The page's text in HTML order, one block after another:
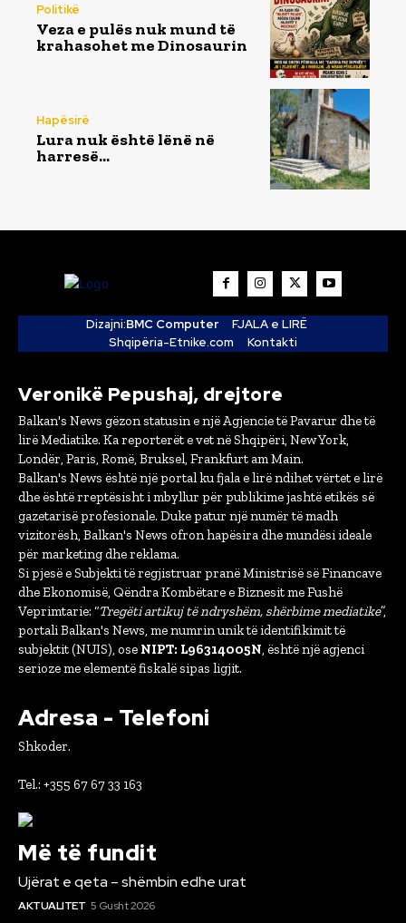
Politikë
Veza e pulës nuk mund të
krahasohet me Dinosaurin
Hapësirë
Lura nuk është lënë në
harresë…
Dizajni:BMC Computer
FJALA e LIRË
Shqipëria-Etnike.com
Kontakti
Veronikë Pepushaj, drejtore
Balkan's News gëzon statusin e një Agjencie të Pavarur dhe të
lirë Mediatike. Ka reporterët e vet në Shqipëri, New York,
Londër, Paris, Romë, Bruksel, Frankfurt am Main.
Balkan's News është një portal ku fjala e lirë ndihet vërtet e lirë
dhe është rreptësisht i mbyllur për publikime jashtë etikës së
gazetarisë profesionale. Duke patur një numër të madh
vizitorësh, Balkan's News ofron hapësira dhe mundësi ideale
për marketing dhe reklama.
Si pjesë e Subjekti të regjistruar pranë Ministrisë së Financave
dhe Ekonomisë, Qëndra Kombëtare e Biznesit me Fushë
Veprimtarie: “Tregëti artikuj të ndryshëm, shërbime mediatike”,
portali Balkan's News, me numrin unik të identifikimit të
subjektit (NUIS), ose NIPT: L96314005N, është një agjenci
serioze me elementë fiskalë sipas ligjit.
Adresa - Telefoni
Shkoder.
Tel.: +355 67 67 33 163
Më të fundit
Ujërat e qeta – shëmbin edhe urat
AKTUALITET 5 Gusht 2026